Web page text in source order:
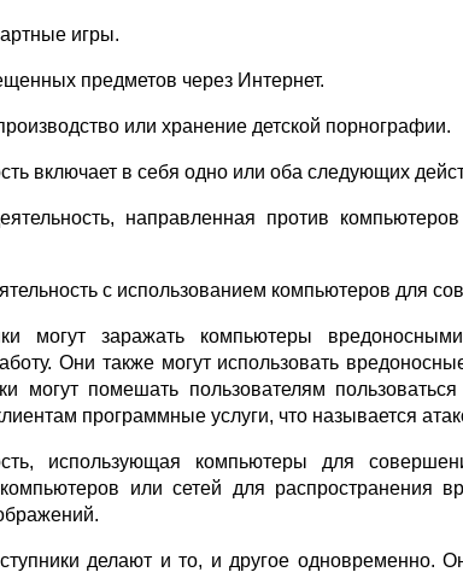
игры.
предметов через Интернет.
или хранение детской порнографии.
включает в себя одно или оба следующих
направленная против
с использованием компьютеров для
могут заражать компьютеры
Они также могут использовать
могут помешать пользователям
программные услуги, что называется
использующая компьютеры для
или сетей для распространения
делают и то, и другое одновременно.